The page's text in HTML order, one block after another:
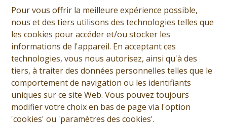
Pour vous offrir la meilleure expérience possible,
nous et des tiers utilisons des technologies telles que
les cookies pour accéder et/ou stocker les
informations de l'appareil. En acceptant ces
technologies, vous nous autorisez, ainsi qu'à des
tiers, à traiter des données personnelles telles que le
comportement de navigation ou les identifiants
uniques sur ce site Web. Vous pouvez toujours
modifier votre choix en bas de page via l'option
'cookies' ou 'paramètres des cookies'.
€ 364.000
3 1 1